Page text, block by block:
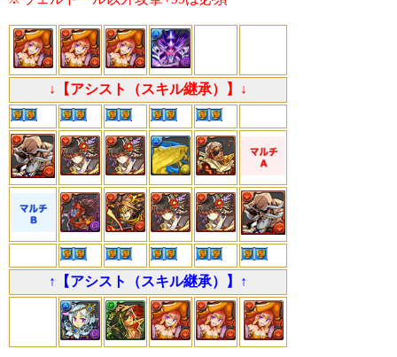
↓【アシスト（スキル継承）】↓
↑【アシスト（スキル継承）】↑